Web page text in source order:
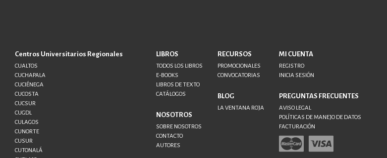
Centros Universitarios Regionales
CUALTOS
CUCHAPALA
CUCIÉNEGA
CUCOSTA
CUCSUR
CUGDL
CULAGOS
CUNORTE
CUSUR
CUTONALÁ
LIBROS
TODOS LOS LIBROS
E-BOOKS
LIBROS DE TEXTO
CATÁLOGOS
NOSOTROS
SOBRE NOSOTROS
CONTACTO
AUTORES
RECURSOS
PROMOCIONALES
CONVOCATORIAS
BLOG
LA VENTANA ROJA
MI CUENTA
REGISTRO
INICIA SESIÓN
PREGUNTAS FRECUENTES
AVISO LEGAL
POLÍTICAS DE MANEJO DE DATOS
FACTURACIÓN